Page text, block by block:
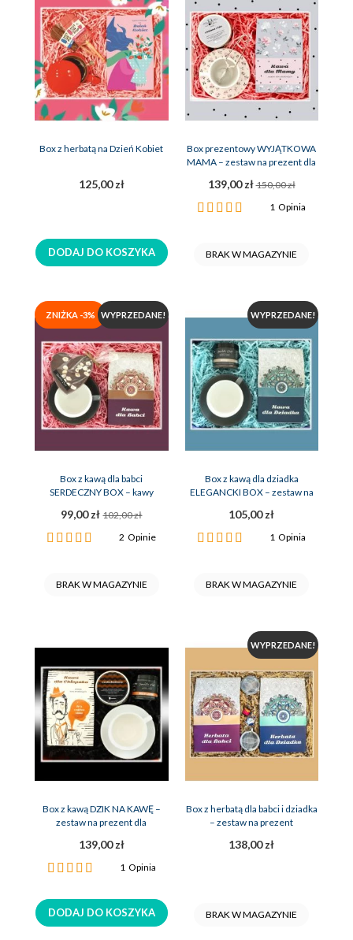
Box z herbatą na Dzień Kobiet
125,00 zł
DODAJ DO KOSZYKA
Box prezentowy WYJĄTKOWA
MAMA – zestaw na prezent dla
139,00 zł 150,00 zł
Ocena:
1Opinia
BRAK W MAGAZYNIE
ZNIŻKA -3% WYPRZEDANE!
Box z kawą dla babci
SERDECZNY BOX – kawy
99,00 zł 102,00 zł
Ocena:
2Opinie
BRAK W MAGAZYNIE
WYPRZEDANE!
Box z kawą dla dziadka
ELEGANCKI BOX – zestaw na
105,00 zł
Ocena:
1Opinia
BRAK W MAGAZYNIE
Box z kawą DZIK NA KAWĘ –
zestaw na prezent dla
139,00 zł
Ocena:
1 Opinia
DODAJ DO KOSZYKA
WYPRZEDANE!
Box z herbatą dla babci i dziadka
– zestaw na prezent
138,00 zł
BRAK W MAGAZYNIE